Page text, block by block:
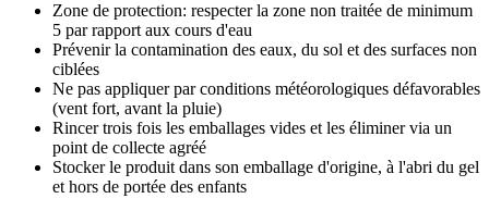
Zone de protection: respecter la zone non traitée de minimum
5 par rapport aux cours d'eau
Prévenir la contamination des eaux, du sol et des surfaces non
ciblées
Ne pas appliquer par conditions météorologiques défavorables
(vent fort, avant la pluie)
Rincer trois fois les emballages vides et les éliminer via un
point de collecte agréé
Stocker le produit dans son emballage d'origine, à l'abri du gel
et hors de portée des enfants